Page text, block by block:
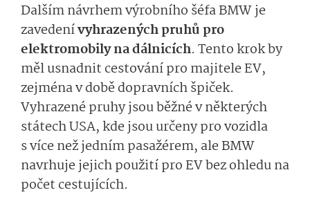
Dalším návrhem výrobního šéfa BMW je
zavedenívyhrazených pruhů pro
elektromobily na dálnicích. Tento krok by
měl usnadnit cestování pro majitele EV,
zejména v době dopravních špiček.
Vyhrazené pruhy jsou běžné v některých
státech USA, kde jsou určeny pro vozidla
s více než jedním pasažérem, ale BMW
navrhuje jejich použití pro EV bez ohledu na
počet cestujících.